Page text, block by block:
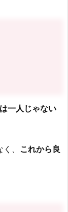
は一人じゃない
、 これから良